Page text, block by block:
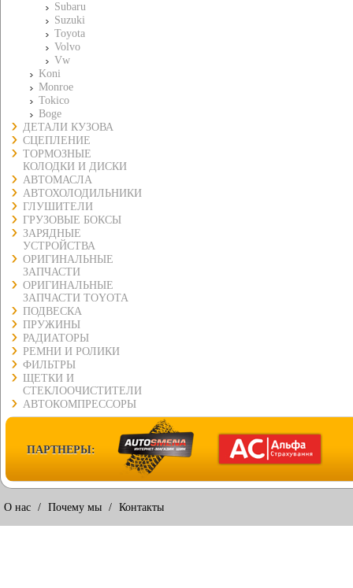
Subaru
Suzuki
Toyota
Volvo
Vw
Koni
Monroe
Tokico
Boge
ДЕТАЛИ КУЗОВА
СЦЕПЛЕНИЕ
ТОРМОЗНЫЕ
КОЛОДКИ И ДИСКИ
АВТОМАСЛА
АВТОХОЛОДИЛЬНИКИ
ГЛУШИТЕЛИ
ГРУЗОВЫЕ БОКСЫ
ЗАРЯДНЫЕ
УСТРОЙСТВА
ОРИГИНАЛЬНЫЕ
ЗАПЧАСТИ
ОРИГИНАЛЬНЫЕ
ЗАПЧАСТИ TOYOTA
ПОДВЕСКА
ПРУЖИНЫ
РАДИАТОРЫ
РЕМНИ И РОЛИКИ
ФИЛЬТРЫ
ЩЕТКИ И
СТЕКЛООЧИСТИТЕЛИ
АВТОКОМПРЕССОРЫ
ПАРТНЕРЫ:
О нас / Почему мы / Контакты